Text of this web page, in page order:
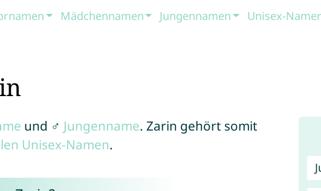
Mädchennamen Jungennamen Unisex-
und ♂ Jungenname. Zarin gehört somit
Unisex-Namen.